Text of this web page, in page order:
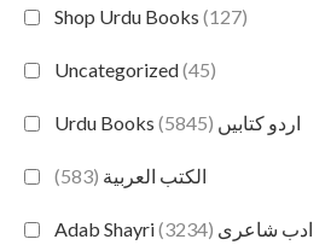
Shop Urdu Books (127)
Uncategorized(45)
Urdu Books اردو کتابیں (5845)
الكتب العربية (583)
Adab Shayri ادب شاعری (3234)